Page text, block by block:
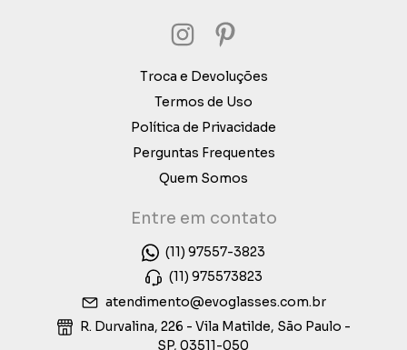
Troca e Devoluções
Termos de Uso
Política de Privacidade
Perguntas Frequentes
Quem Somos
Entre em contato
(11) 97557-3823
(11) 975573823
atendimento@evoglasses.com.br
R. Durvalina, 226 - Vila Matilde, São Paulo -
SP, 03511-050